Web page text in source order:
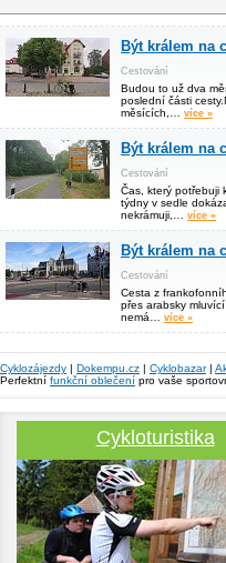
Být králem na
Cestování
Budou to už dva
poslední části
měsících,… více »
Být králem na
Cestování
Čas, který potřebuji
týdny v sedle
nekrámuji,… více »
Být králem na
Cestování
Cesta z
přes arabsky
nemá… více »
Cyklozájezdy | Dokempu.cz | Cyklobazar|
Perfektní funkční oblečení pro vaše
Cykloturistika